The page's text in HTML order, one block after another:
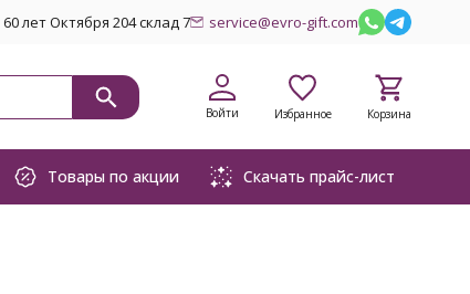
лет Октября 204 склад 7 service@evro-gift.com
Войти Избранное Корзина
Товары по акции Скачать прайс-лист